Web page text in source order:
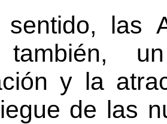
las
también,
y la
de las